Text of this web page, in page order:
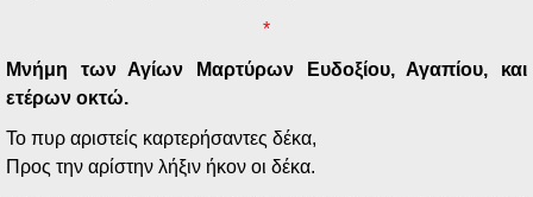
*
Μνήμη των Αγίων Μαρτύρων Ευδοξίου, Αγαπίου, και
ετέρων οκτώ.
Το πυρ αριστείς καρτερήσαντες δέκα,
Προς την αρίστην λήξιν ήκον οι δέκα.